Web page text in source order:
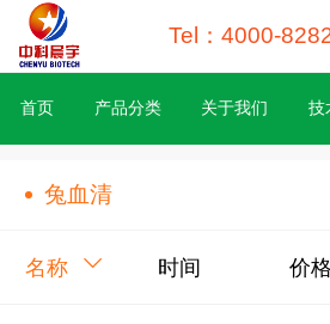
Tel：4000-
首页 产品分类 关于我们 技
兔血清
名称 时间 价格